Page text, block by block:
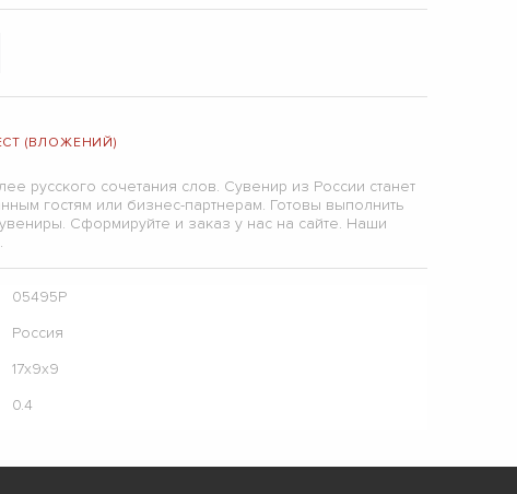
(ВЛОЖЕНИЙ)
русского сочетания слов. Сувенир из России станет
гостям или бизнес-партнерам. Готовы выполнить
Сформируйте и заказ у нас на сайте. Наши
05495Р
Россия
17х9х9
0.4